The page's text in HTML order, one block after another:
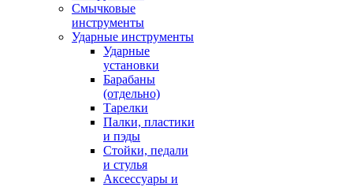
Смычковые
инструменты
Ударные инструменты
Ударные
установки
Барабаны
(отдельно)
Тарелки
Палки, пластики
и пэды
Стойки, педали
и стулья
Аксессуары и